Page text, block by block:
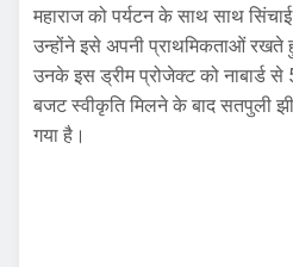
महाराज को पर्यटन के साथ साथ
उन्होंने इसे अपनी प्राथमिकताओं रखते
उनके इस ड्रीम प्रोजेक्ट को नाबार्ड
बजट स्वीकृति मिलने के बाद सतपुली
गया है।